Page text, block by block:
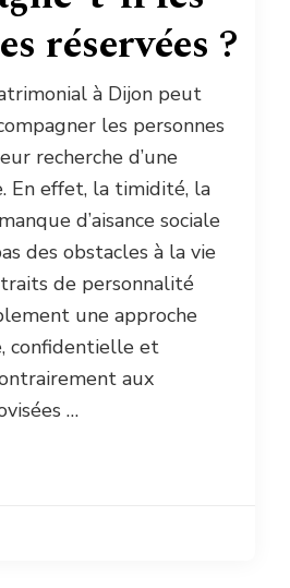
réservées ?
à Dijon peut
les personnes
recherche d’une
En effet, la timidité, la
d’aisance sociale
des obstacles à la vie
de personnalité
une approche
confidentielle et
aux
…